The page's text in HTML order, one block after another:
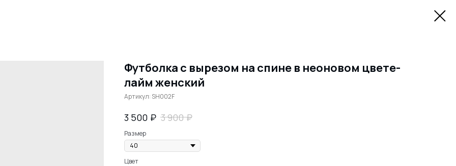
Футболка с вырезом на спине в неоновом цвете-
лайм женский
Артикул: SH002F
3 500 ₽ 3 900 ₽
Размер
Цвет